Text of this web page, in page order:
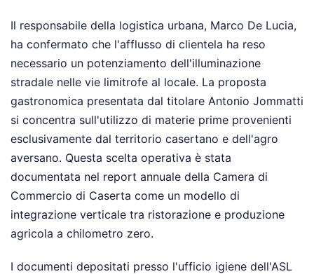
Il responsabile della logistica urbana, Marco De Lucia,
ha confermato che l'afflusso di clientela ha reso
necessario un potenziamento dell'illuminazione
stradale nelle vie limitrofe al locale. La proposta
gastronomica presentata dal titolare Antonio Jommatti
si concentra sull'utilizzo di materie prime provenienti
esclusivamente dal territorio casertano e dell'agro
aversano. Questa scelta operativa è stata
documentata nel report annuale della Camera di
Commercio di Caserta come un modello di
integrazione verticale tra ristorazione e produzione
agricola a chilometro zero.
I documenti depositati presso l'ufficio igiene dell'ASL